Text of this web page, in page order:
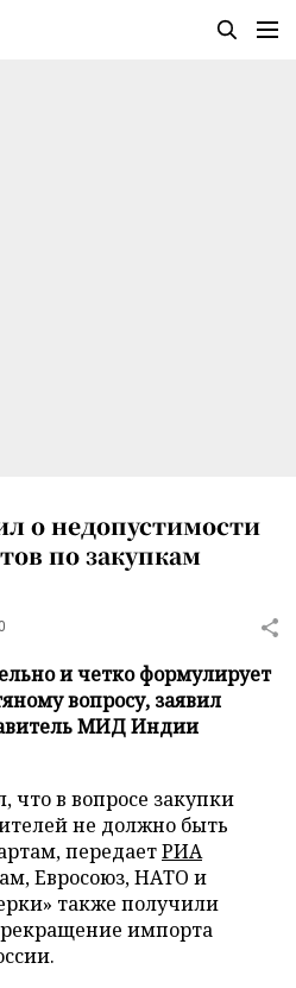
о недопустимости
по закупкам
и четко формулирует
вопросу, заявил
МИД Индии
в вопросе закупки
не должно быть
передаетРИА
Евросоюз, НАТО и
также получили
импорта